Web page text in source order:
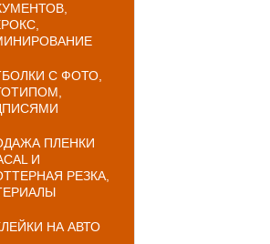
С ФОТО,
ПЛЕНКИ
И
РЕЗКА,
НА АВТО